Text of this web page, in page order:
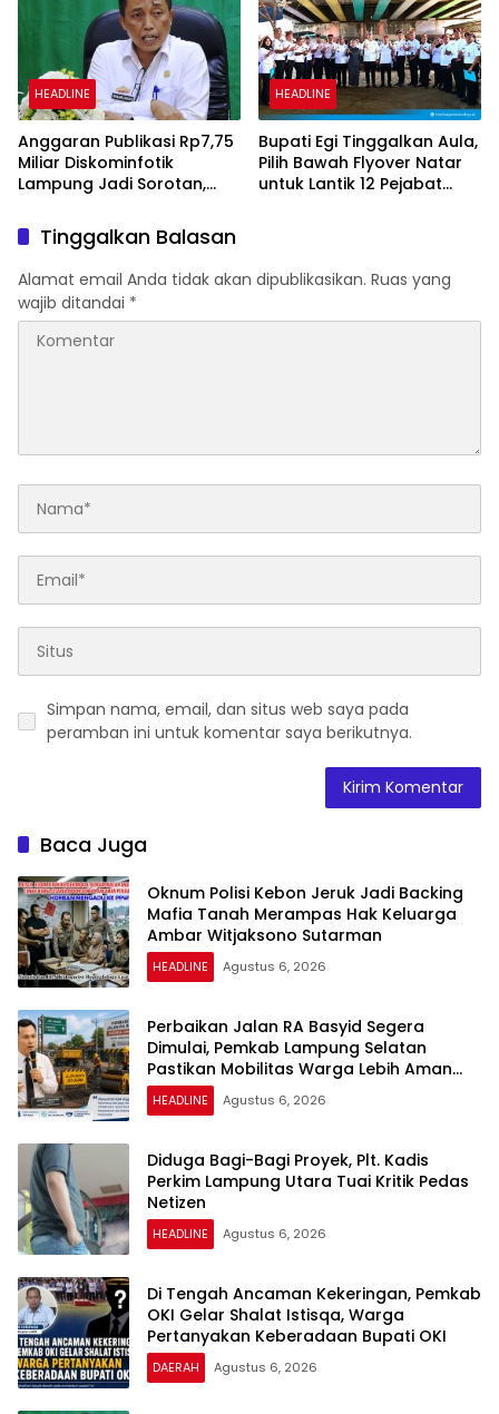
HEADLINE
Anggaran Publikasi Rp7,75
Miliar Diskominfotik
Lampung Jadi Sorotan,
Dana Dipertanyakan
HEADLINE
Bupati Egi Tinggalkan Aula,
Pilih Bawah Flyover Natar
untuk Lantik 12 Pejabat
Tinggalkan Balasan
Alamat email Anda tidak akan dipublikasikan. Ruas yang
wajib ditandai *
Simpan nama, email, dan situs web saya pada
peramban ini untuk komentar saya berikutnya.
Baca Juga
Oknum Polisi Kebon Jeruk Jadi Backing
Mafia Tanah Merampas Hak Keluarga
Ambar Witjaksono Sutarman
HEADLINE Agustus 6, 2026
Perbaikan Jalan RA Basyid Segera
Dimulai, Pemkab Lampung Selatan
Pastikan Mobilitas Warga Lebih Aman
dan Nyaman
HEADLINE Agustus 6, 2026
Diduga Bagi-Bagi Proyek, Plt. Kadis
Perkim Lampung Utara Tuai Kritik Pedas
Netizen
HEADLINE Agustus 6, 2026
Di Tengah Ancaman Kekeringan, Pemkab
OKI Gelar Shalat Istisqa, Warga
Pertanyakan Keberadaan Bupati OKI
DAERAH Agustus 6, 2026